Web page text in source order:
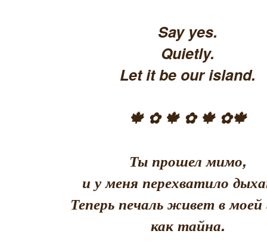
Say yes.
Quietly.
Let it be our island.
🍁 ✿ 🍁 ✿ 🍁 ✿🍁
Ты прошел мимо,
и у меня перехватило
Теперь печаль живет в моей
как тайна.